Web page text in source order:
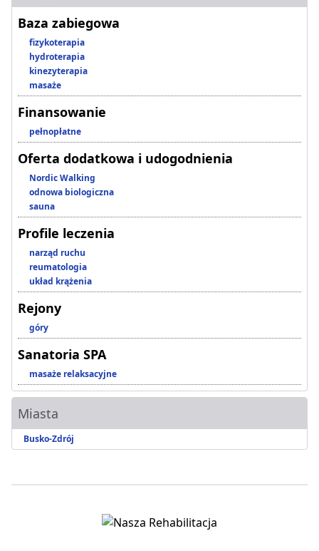
Baza zabiegowa
fizykoterapia
hydroterapia
kinezyterapia
masaże
Finansowanie
pełnopłatne
Oferta dodatkowa i udogodnienia
Nordic Walking
odnowa biologiczna
sauna
Profile leczenia
narząd ruchu
reumatologia
układ krążenia
Rejony
góry
Sanatoria SPA
masaże relaksacyjne
Miasta
Busko-Zdrój